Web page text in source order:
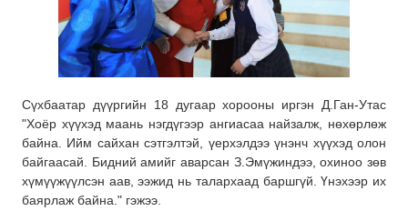
Сүхбаатар дүүргийн 18 дугаар хорооны иргэн Д.Ган-Утас
"Хоёр хүүхэд маань нэгдүгээр ангиасаа найзалж, нөхөрлөж
байна. Ийм сайхан сэтгэлтэй, үерхэлдээ үнэнч хүүхэд олон
байгаасай. Бидний амийг аварсан З.Эмүжиндээ, охиноо зөв
хүмүүжүүлсэн аав, ээжид нь талархаад баршгүй. Үнэхээр их
баярлаж байна." гэжээ.